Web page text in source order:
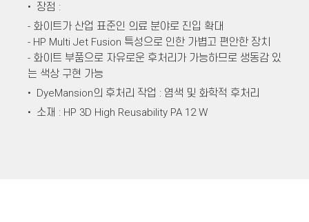
• 장점 :
- 화이트가 산업 표준인 의료 분야로 진입 확대
- HP Multi Jet Fusion 특성으로 인한 가볍고 편안한 장치
- 화이트 부품으로 자유로운 후처리가 가능하므로 생동감 있
는 색상 구현 가능
• DyeMansion의 후처리 작업 : 염색 및 화학적 후처리
• 소재 : HP 3D High Reusability PA 12 W